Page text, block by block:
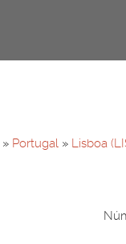
» Portugal » Lisboa